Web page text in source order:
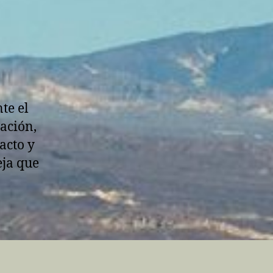
el
y
que